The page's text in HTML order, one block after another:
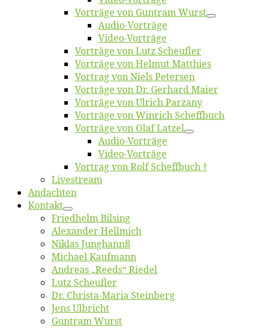
Vor­trä­ge von Gun­tram Wurst
Au­dio-Vor­trä­ge
Vi­deo-Vor­trä­ge
Vor­trä­ge von Lutz Scheufler
Vor­trä­ge von Hel­mut Matthies
Vor­trag von Niels Petersen
Vor­trä­ge von Dr. Ger­hard Maier
Vor­trä­ge von Ul­rich Parzany
Vor­trä­ge von Win­rich Scheffbuch
Vor­trä­ge von Olaf Latzel
Au­dio-Vor­trä­ge
Vi­deo-Vor­trä­ge
Vor­trag von Rolf Scheffbuch †
Live­stream
An­dach­ten
Kon­takt
Fried­helm Bilsing
Alex­an­der Hellmich
Ni­klas Junghannß
Mi­cha­el Kaufmann
An­dre­as „Reeds“ Riedel
Lutz Scheuf­ler
Dr. Chris­­ta-Ma­ria Steinberg
Jens Ulb­richt
Gun­tram Wurst